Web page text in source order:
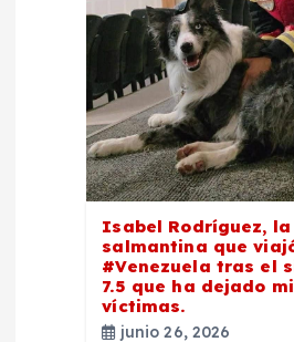
Isabel Rodríguez, la
salmantina que
#Venezuela tras el
7.5 que ha dejado
víctimas.
junio 26, 2026